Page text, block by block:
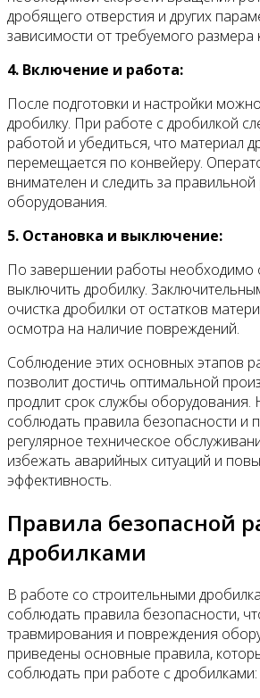
дробящего отверстия и других
зависимости от требуемого размера
4. Включение и работа:
После подготовки и настройки
дробилку. При работе с дробилкой
работой и убедиться, что материал
перемещается по конвейеру.
внимателен и следить за
оборудования.
5. Остановка и выключение:
По завершении работы необходимо
выключить дробилку.
очистка дробилки от остатков
осмотра на наличие повреждений.
Соблюдение этих основных этапов
позволит достичь оптимальной
продлит срок службы оборудования.
соблюдать правила безопасности и
регулярное техническое
избежать аварийных ситуаций и
эффективность.
Правила безопасной
дробилками
В работе со строительными
соблюдать правила безопасности,
травмирования и повреждения
приведены основные правила,
соблюдать при работе с дробилками: